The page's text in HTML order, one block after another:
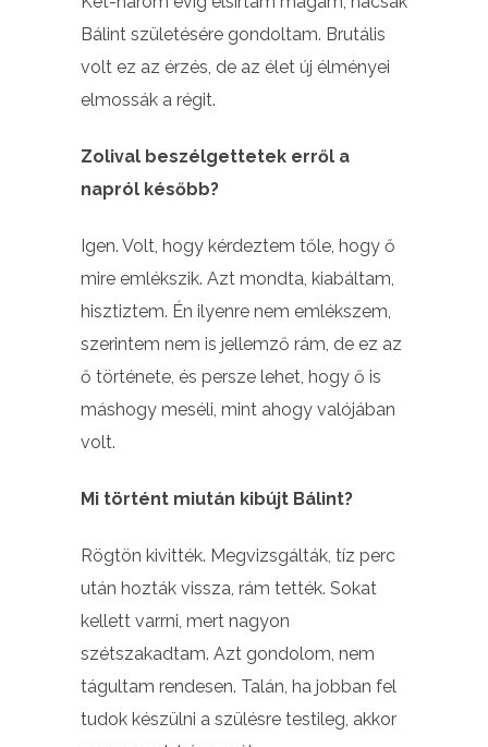
Bálint születésére gondoltam. Brutális
volt ez az érzés, de az élet új élményei
elmossák a régit.
Zolival beszélgettetek erről a
napról később?
Igen. Volt, hogy kérdeztem tőle, hogy ő
mire emlékszik. Azt mondta, kiabáltam,
hisztiztem. Én ilyenre nem emlékszem,
szerintem nem is jellemző rám, de ez az
ő története, és persze lehet, hogy ő is
máshogy meséli, mint ahogy valójában
volt.
Mi történt miután kibújt Bálint?
Rögtön kivitték. Megvizsgálták, tíz perc
után hozták vissza, rám tették. Sokat
kellett varrni, mert nagyon
szétszakadtam. Azt gondolom, nem
tágultam rendesen. Talán, ha jobban fel
tudok készülni a szülésre testileg, akkor